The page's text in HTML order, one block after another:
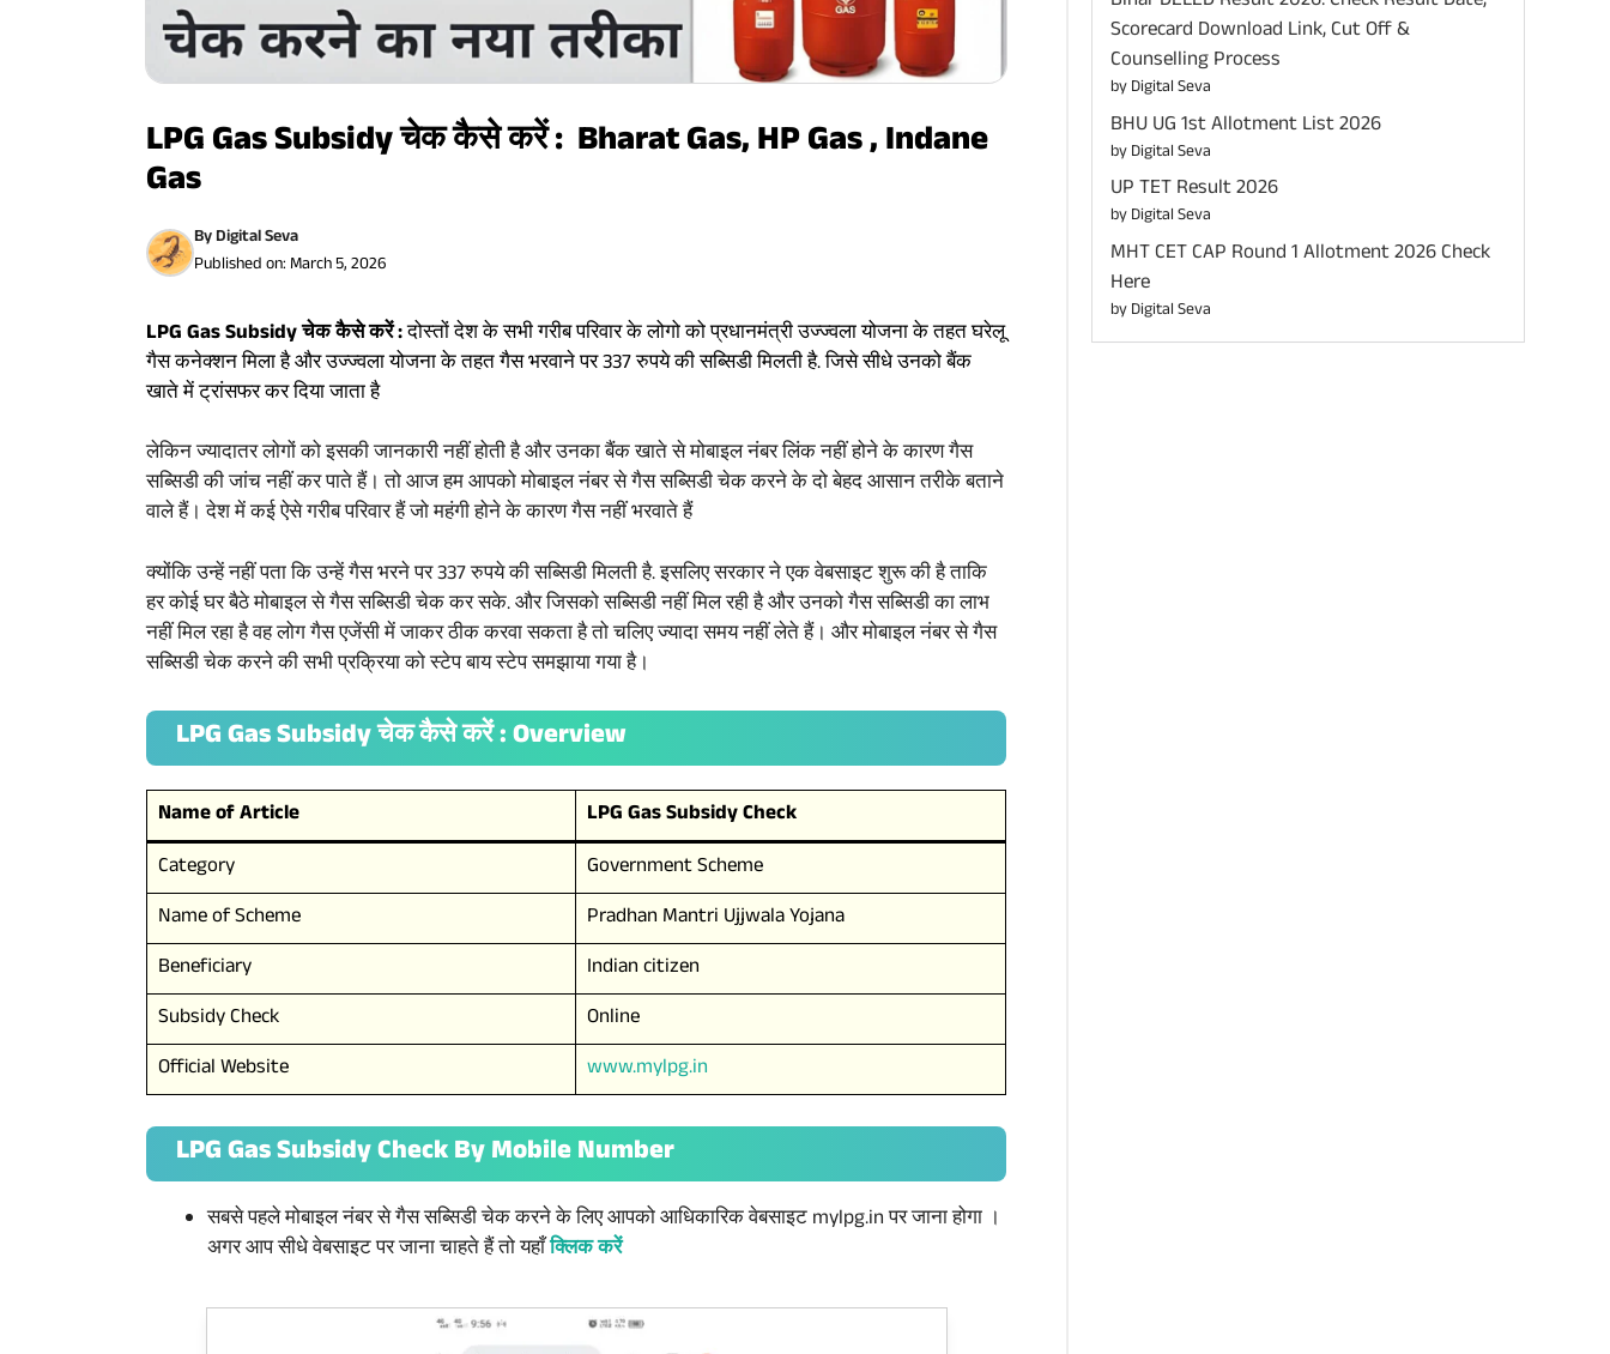
LPG Gas Subsidy चेक कैसे करें : Bharat Gas, HP Gas , Indane
Gas
ByDigital Seva
Published on: March 5, 2026
LPG Gas Subsidy चेक कैसे करें :दोस्तों देश के सभी गरीब परिवार के लोगो को प्रधानमंत्री उज्ज्वला योजना के तहत घरेलू
गैस कनेक्शन मिला है और उज्ज्वला योजना के तहत गैस भरवाने पर 337 रुपये की सब्सिडी मिलती है. जिसे सीधे उनको बैंक
खाते में ट्रांसफर कर दिया जाता है
लेकिन ज्यादातर लोगों को इसकी जानकारी नहीं होती है और उनका बैंक खाते से मोबाइल नंबर लिंक नहीं होने के कारण गैस
सब्सिडी की जांच नहीं कर पाते हैं। तो आज हम आपको मोबाइल नंबर से गैस सब्सिडी चेक करने के दो बेहद आसान तरीके बताने
वाले हैं। देश में कई ऐसे गरीब परिवार हैं जो महंगी होने के कारण गैस नहीं भरवाते हैं
क्योंकि उन्हें नहीं पता कि उन्हें गैस भरने पर 337 रुपये की सब्सिडी मिलती है. इसलिए सरकार ने एक वेबसाइट शुरू की है ताकि
हर कोई घर बैठे मोबाइल से गैस सब्सिडी चेक कर सके. और जिसको सब्सिडी नहीं मिल रही है और उनको गैस सब्सिडी का लाभ
नहीं मिल रहा है वह लोग गैस एजेंसी में जाकर ठीक करवा सकता है तो चलिए ज्यादा समय नहीं लेते हैं। और मोबाइल नंबर से गैस
सब्सिडी चेक करने की सभी प्रक्रिया को स्टेप बाय स्टेप समझाया गया है।
LPG Gas Subsidy चेक कैसे करें : Overview
Name of Article
LPG Gas Subsidy Check
Category
Government Scheme
Name of Scheme
Pradhan Mantri Ujjwala Yojana
Beneficiary
Indian citizen
Subsidy Check
Online
Official Website
www.mylpg.in
LPG Gas Subsidy Check By Mobile Number
सबसे पहले मोबाइल नंबर से गैस सब्सिडी चेक करने के लिए आपको आधिकारिक वेबसाइट mylpg.in पर जाना होगा ।
अगर आप सीधे वेबसाइट पर जाना चाहते हैं तो यहाँक्लिक करें
Scorecard Download Link, Cut Off &
Counselling Process
by Digital Seva
BHU UG 1st Allotment List 2026
by Digital Seva
UP TET Result 2026
by Digital Seva
MHT CET CAP Round 1 Allotment 2026 Check
Here
by Digital Seva